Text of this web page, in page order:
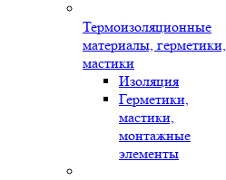
Термоизоляционные
материалы, герметики,
мастики
Изоляция
Герметики,
мастики,
монтажные
элементы